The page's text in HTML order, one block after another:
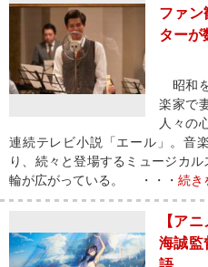
ファ
ターが
昭和
楽家で
人々の
連続テレビ小説「エール」。音
り、続々と登場するミュージカ
輪が広がっている。 ・・・ 続き
【ア
海誠監